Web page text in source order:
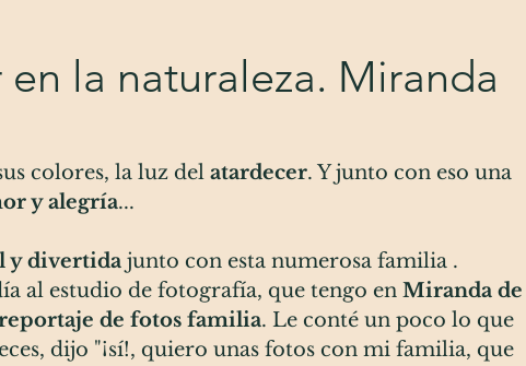
la naturaleza. Miranda
colores, la luz del atardecer. Y junto con eso una
y alegría...
y divertida junto con esta numerosa familia .
al estudio de fotografía, que tengo en Miranda de
de fotos familia. Le conté un poco lo que
dijo "¡sí!, quiero unas fotos con mi familia, que